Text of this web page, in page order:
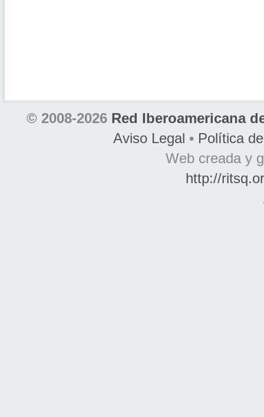
© 2008-2026 Red Iberoamericana
Aviso Legal • Política
Web creada y
http://